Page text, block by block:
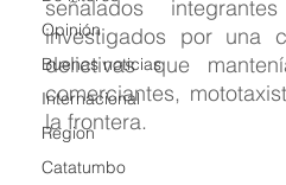
Opinión
Buenas noticias
Internacional
Region
Catatumbo
señalados
investigados por una
delictivas que
comerciantes,
la frontera.